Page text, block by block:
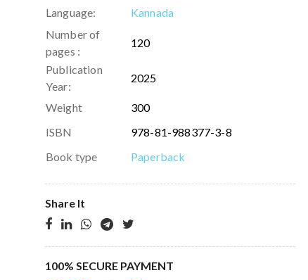
Language:
Kannada
Number of
pages :
120
Publication
Year:
2025
Weight
300
ISBN
978-81-988377-3-8
Book type
Paperback
Share It
100% SECURE PAYMENT